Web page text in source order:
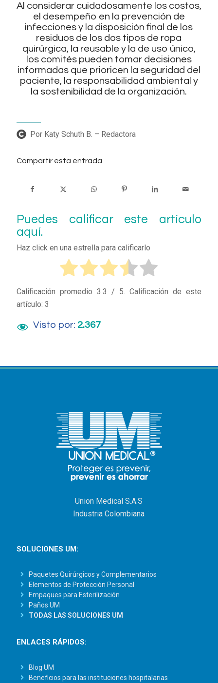
Al considerar cuidadosamente los costos,
el desempeño en la prevención de
infecciones y la disposición final de los
residuos de los dos tipos de ropa
quirúrgica, la reusable y la de uso único,
los comités pueden tomar decisiones
informadas que prioricen la seguridad del
paciente, la responsabilidad ambiental y
la sostenibilidad de la organización.
Por Katy Schuth B. – Redactora
Compartir esta entrada
Puedes calificar este artículo
aquí.
Haz click en una estrella para calificarlo
Calificación promedio 3.3 / 5. Calificación de este
artículo: 3
Visto por: 2.367
Union Medical S.A.S
Industria Colombiana
SOLUCIONES UM:
Paquetes Quirúrgicos y Complementarios
Elementos de Protección Personal
Empaques para Esterilización
Paños UM
TODAS LAS SOLUCIONES UM
ENLACES RÁPIDOS:
Blog UM
Beneficios para las instituciones hospitalarias